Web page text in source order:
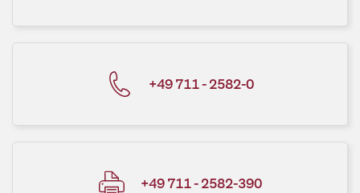
+49 711 - 2582-0
+49 711 - 2582-390